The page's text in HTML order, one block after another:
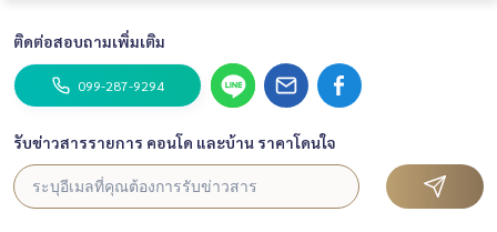
ติดต่อสอบถามเพิ่มเติม
099-287-9294
รับข่าวสารรายการ คอนโด และบ้าน ราคาโดนใจ